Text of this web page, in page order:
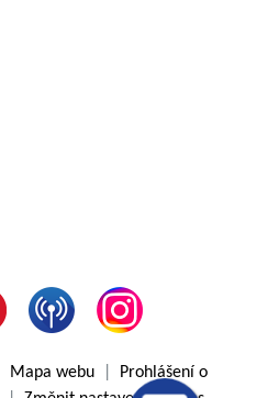
Mapa webu
Prohlášení o